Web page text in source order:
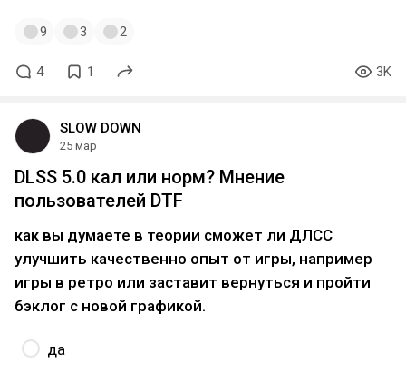
9 3 2
4 1 3K
SLOW DOWN
25 мар
DLSS 5.0 кал или норм? Мнение
пользователей DTF
как вы думаете в теории сможет ли ДЛСС
улучшить качественно опыт от игры, например
игры в ретро или заставит вернуться и пройти
бэклог с новой графикой.
да